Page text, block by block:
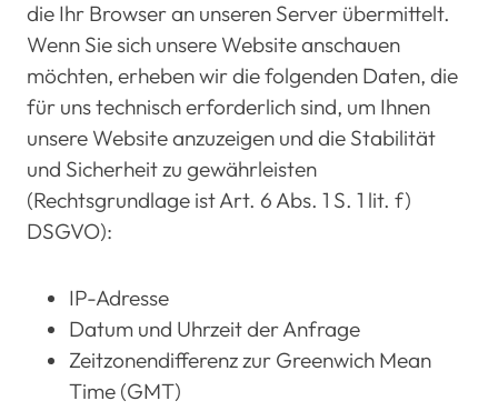
die Ihr Browser an unseren Server übermittelt.
Wenn Sie sich unsere Website anschauen
möchten, erheben wir die folgenden Daten, die
für uns technisch erforderlich sind, um Ihnen
unsere Website anzuzeigen und die Stabilität
und Sicherheit zu gewährleisten
(Rechtsgrundlage ist Art. 6 Abs. 1 S. 1 lit. f)
DSGVO):
IP-Adresse
Datum und Uhrzeit der Anfrage
Zeitzonendifferenz zur Greenwich Mean
Time (GMT)